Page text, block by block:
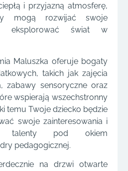
i przyjazną atmosferę,
mogą rozwijać swoje
eksplorować świat w
Maluszka oferuje bogaty
takich jak zajęcia
zabawy sensoryczne oraz
wspierają wszechstronny
temu Twoje dziecko będzie
swoje zainteresowania i
talenty pod okiem
pedagogicznej.
na drzwi otwarte